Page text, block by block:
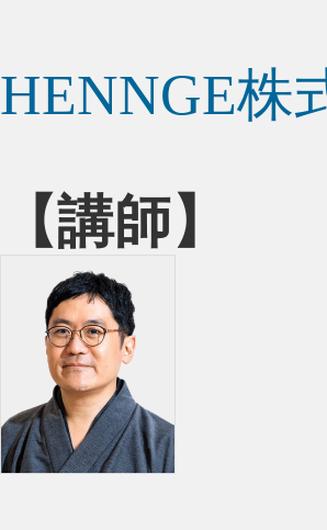
HENNGE株
【講師】